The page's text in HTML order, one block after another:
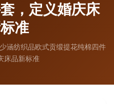
，定义婚庆床
准
涵纺织品欧式贡缎提花纯棉四件
床品新标准